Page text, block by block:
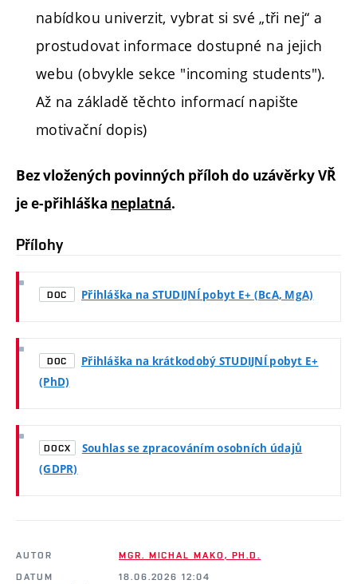
nabídkou univerzit, vybrat si své „tři nej“ a
prostudovat informace dostupné na jejich
webu (obvykle sekce "incoming students").
Až na základě těchto informací napište
motivační dopis)
Bez vložených povinných příloh do uzávěrky VŘ
je e-přihláška neplatná.
Přílohy
DOC Přihláška na STUDIJNÍ pobyt E+ (BcA, MgA)
DOC
Přihláška na krátkodobý STUDIJNÍ pobyt E+
(PhD)
DOCX
Souhlas se zpracováním osobních údajů
(GDPR)
AUTOR
MGR. MICHAL MAKO, PH.D.
DATUM
18.06.2026 12:04